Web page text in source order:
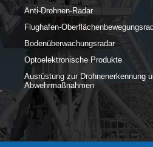
Anti-Drohnen-Radar
Flughafen-
Bodenüberwachungsradar
Optoelektronische Produkte
Ausrüstung zur Drohnenerkennung
Abwehrmaßnahmen